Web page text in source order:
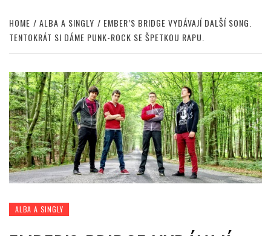
HOME ALBA A SINGLY
EMBER’S BRIDGE VYDÁVAJÍ DALŠÍ SONG.
TENTOKRÁT SI DÁME PUNK-ROCK SE ŠPETKOU RAPU.
ALBA A SINGLY